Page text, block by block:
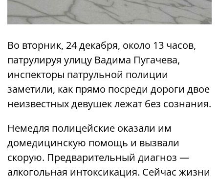
Во вторник, 24 декабря, около 13 часов,
патрулируя улицу Вадима Пугачева,
инспекторы патрульной полиции
заметили, как прямо посреди дороги двое
неизвестных девушек лежат без сознания.
Немедля полицейские оказали им
домедицинскую помощь и вызвали
скорую. Предварительный диагноз —
алкогольная интоксикация. Сейчас жизни